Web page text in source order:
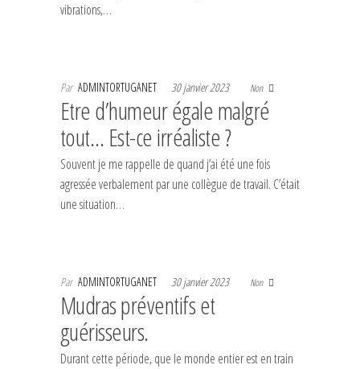
vibrations,…
Par ADMINTORTUGANET 30 janvier 2023 Non
Etre d’humeur égale malgré
tout… Est-ce irréaliste ?
Souvent je me rappelle de quand j’ai été une fois
agressée verbalement par une collègue de travail. C’était
une situation…
Par ADMINTORTUGANET 30 janvier 2023 Non
Mudras préventifs et
guérisseurs.
Durant cette période, que le monde entier est en train